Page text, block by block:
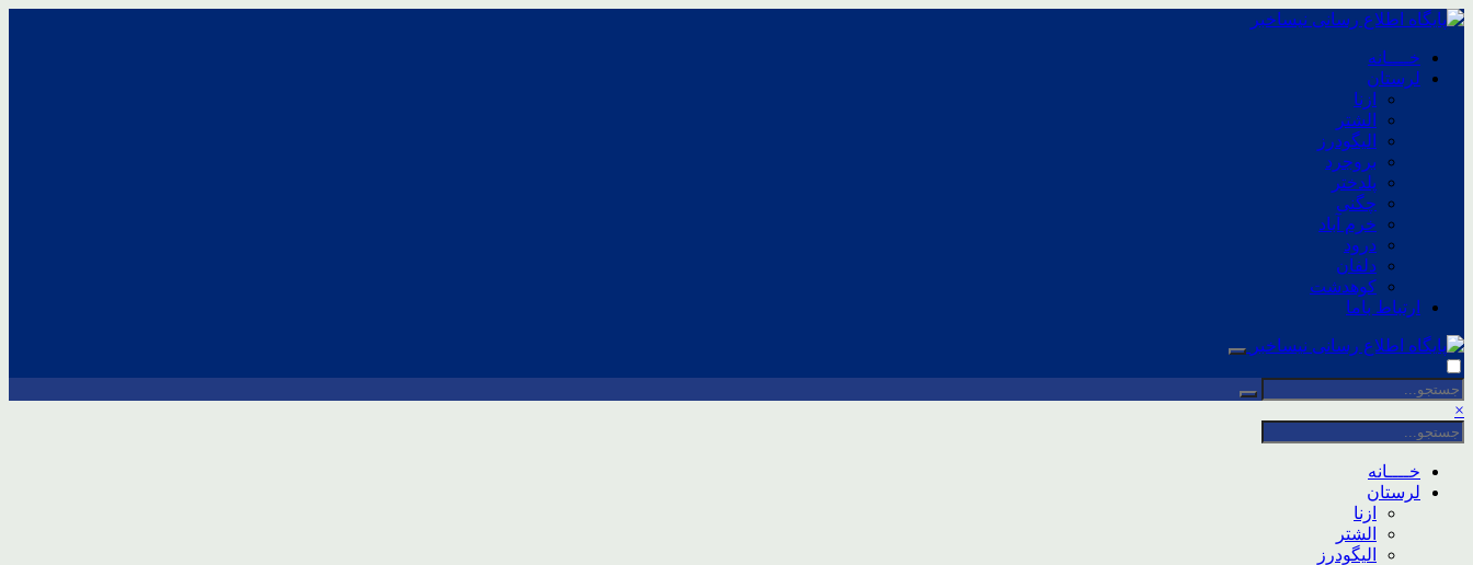
خــــانه
لرستان
ازنا
الشتر
الیگودرز
بروجرد
پلدختر
چگنی
خرم آباد
درود
دلفان
کوهدشت
ارتباط باما
×
خــــانه
لرستان
ازنا
الشتر
الیگودرز